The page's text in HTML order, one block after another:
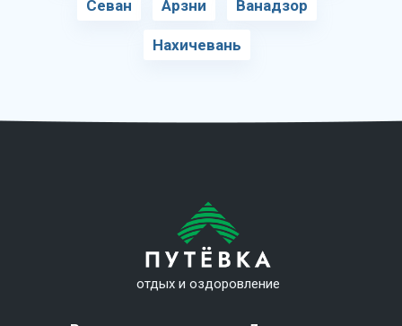
Севан Арзни Ванадзор
Нахичевань
отдых и оздоровление